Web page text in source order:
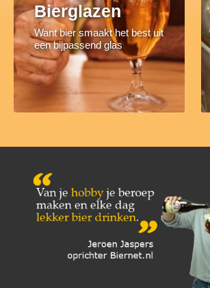
Bierglazen
Want bier smaakt het best uit
een bijpassend glas